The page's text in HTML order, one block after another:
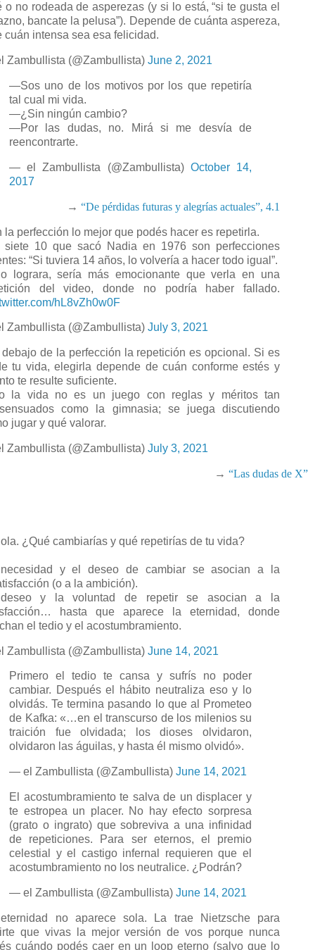
o no rodeada de asperezas (y si lo está, “si te gusta el
bancate la pelusa”). Depende de cuánta aspereza,
cuán intensa sea esa felicidad.
Zambullista (@Zambullista) June 2, 2021
—Sos uno de los motivos por los que repetiría
tal cual mi vida.
—¿Sin ningún cambio?
—Por las dudas, no. Mirá si me desvía de
reencontrarte.
— el Zambullista (@Zambullista) October 14,
2017
→ “De pérdidas futuras y alegrías actuales”, 4.1
la perfección lo mejor que podés hacer es repetirla.
siete 10 que sacó Nadia en 1976 son perfecciones
“Si tuviera 14 años, lo volvería a hacer todo igual”.
lograra, sería más emocionante que verla en una
del video, donde no podría haber fallado.
hL8vZh0w0F
Zambullista (@Zambullista) July 3, 2021
de la perfección la repetición es opcional. Si es
tu vida, elegirla depende de cuán conforme estés y
te resulte suficiente.
la vida no es un juego con reglas y méritos tan
como la gimnasia; se juega discutiendo
jugar y qué valorar.
Zambullista (@Zambullista) July 3, 2021
→ “Las dudas de X”
¿Qué cambiarías y qué repetirías de tu vida?
y el deseo de cambiar se asocian a la
(o a la ambición).
y la voluntad de repetir se asocian a la
hasta que aparece la eternidad, donde
el tedio y el acostumbramiento.
Zambullista (@Zambullista) June 14, 2021
Primero el tedio te cansa y sufrís no poder
cambiar. Después el hábito neutraliza eso y lo
olvidás. Te termina pasando lo que al Prometeo
de Kafka: «…en el transcurso de los milenios su
traición fue olvidada; los dioses olvidaron,
olvidaron las águilas, y hasta él mismo olvidó».
— el Zambullista (@Zambullista) June 14, 2021
El acostumbramiento te salva de un displacer y
te estropea un placer. No hay efecto sorpresa
(grato o ingrato) que sobreviva a una infinidad
de repeticiones. Para ser eternos, el premio
celestial y el castigo infernal requieren que el
acostumbramiento no los neutralice. ¿Podrán?
— el Zambullista (@Zambullista) June 14, 2021
no aparece sola. La trae Nietzsche para
que vivas la mejor versión de vos porque nunca
cuándo podés caer en un loop eterno (salvo que lo